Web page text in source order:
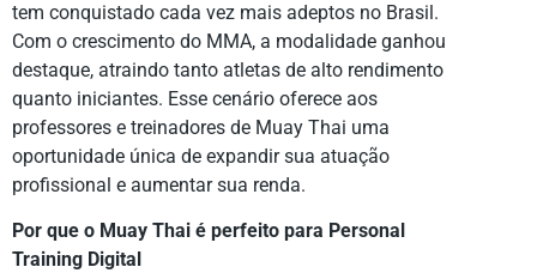
tem conquistado cada vez mais adeptos no Brasil.
Com o crescimento do MMA, a modalidade ganhou
destaque, atraindo tanto atletas de alto rendimento
quanto iniciantes. Esse cenário oferece aos
professores e treinadores de Muay Thai uma
oportunidade única de expandir sua atuação
profissional e aumentar sua renda.
Por que o Muay Thai é perfeito para Personal
Training Digital